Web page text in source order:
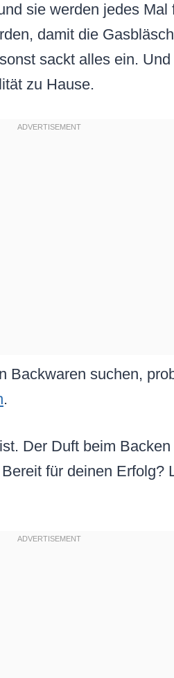
sie werden jedes Mal
damit die
sackt alles ein.
zu Hause.
Backwaren suchen,
.
Der Duft beim
für deinen Erfolg?